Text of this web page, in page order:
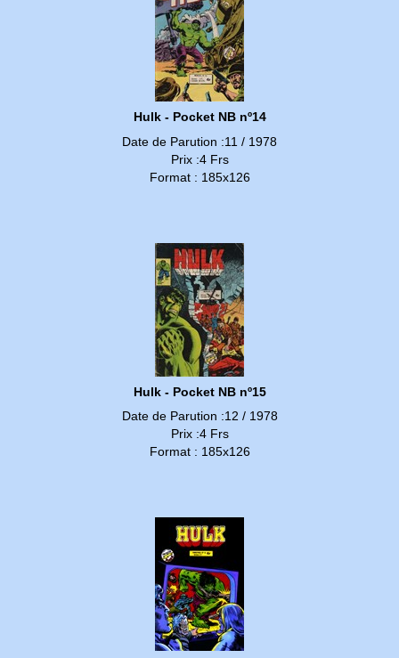
Hulk - Pocket NB nº14
Date de Parution :11 / 1978
Prix :4 Frs
Format : 185x126
Hulk - Pocket NB nº15
Date de Parution :12 / 1978
Prix :4 Frs
Format : 185x126